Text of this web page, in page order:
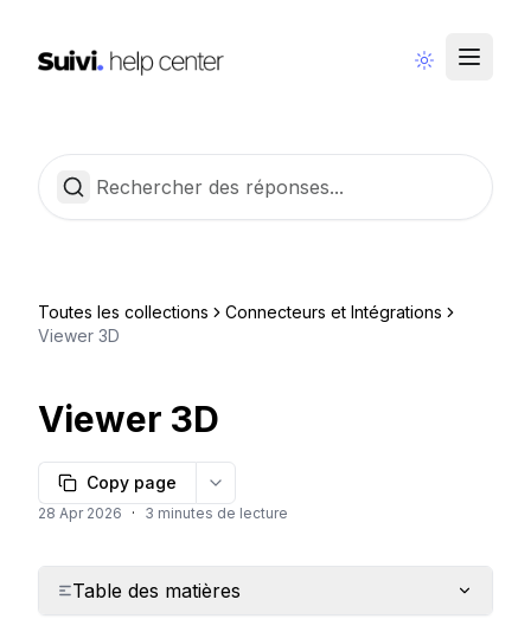
Français
Toutes les collections
Connecteurs et Intégrations
Viewer 3D
Viewer 3D
Copy page More options
28 Apr 2026 · 3 minutes de lecture
Table des matières